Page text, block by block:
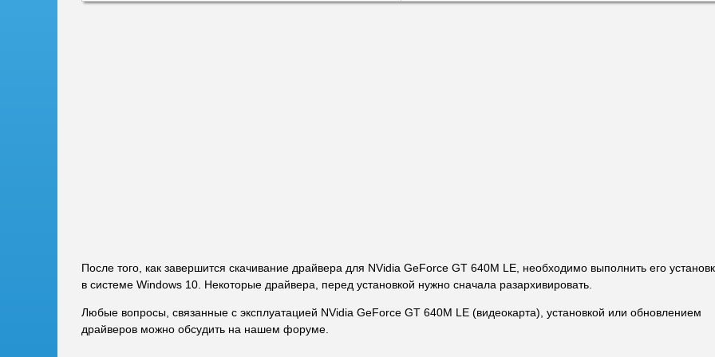
После того, как завершится скачивание драйвера для NVidia GeForce GT 640M LE, необходимо выполнить его
в системе Windows 10. Некоторые драйвера, перед установкой нужно сначала разархивировать.
Любые вопросы, связанные с эксплуатацией NVidia GeForce GT 640M LE (видеокарта), установкой или обновлением
драйверов можно обсудить на нашем форуме.